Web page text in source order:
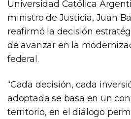
Universidad Católica
ministro de Justicia, Juan
reafirmó la decisión
de avanzar en la
federal.
“Cada decisión, cada
adoptada se basa en un
territorio, en el diálogo